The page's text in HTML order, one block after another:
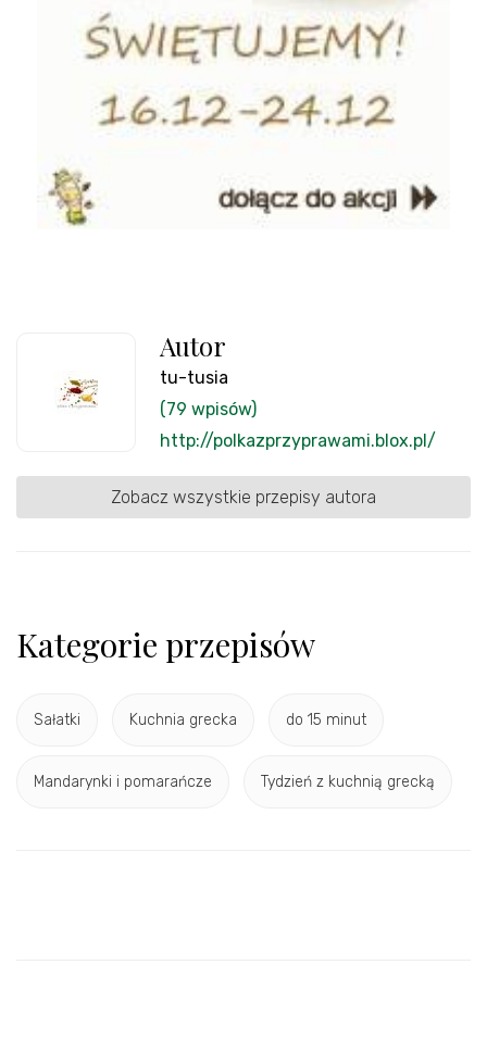
Autor
tu-tusia
(79 wpisów)
http://polkazprzyprawami.blox.pl/
Zobacz wszystkie przepisy autora
Kategorie przepisów
Sałatki Kuchnia grecka do 15 minut
Mandarynki i pomarańcze Tydzień z kuchnią grecką